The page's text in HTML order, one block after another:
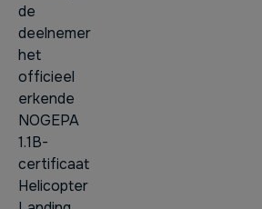
de
deelnemer
het
officieel
erkende
NOGEPA
1.1B-
certificaat
Helicopter